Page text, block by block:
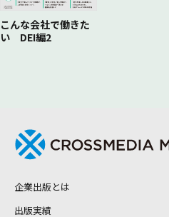
こんな会社で働きた
い DEI編2
企業出版とは
出版実績